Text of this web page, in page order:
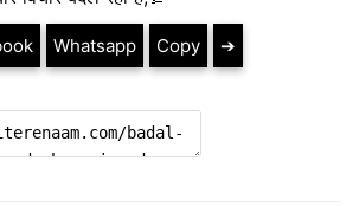
Whatsapp Copy ➔